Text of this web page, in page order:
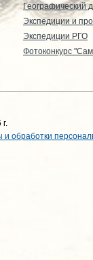
Географический
Экспедиции и
Экспедиции РГО
Фотоконкурс
и обработки